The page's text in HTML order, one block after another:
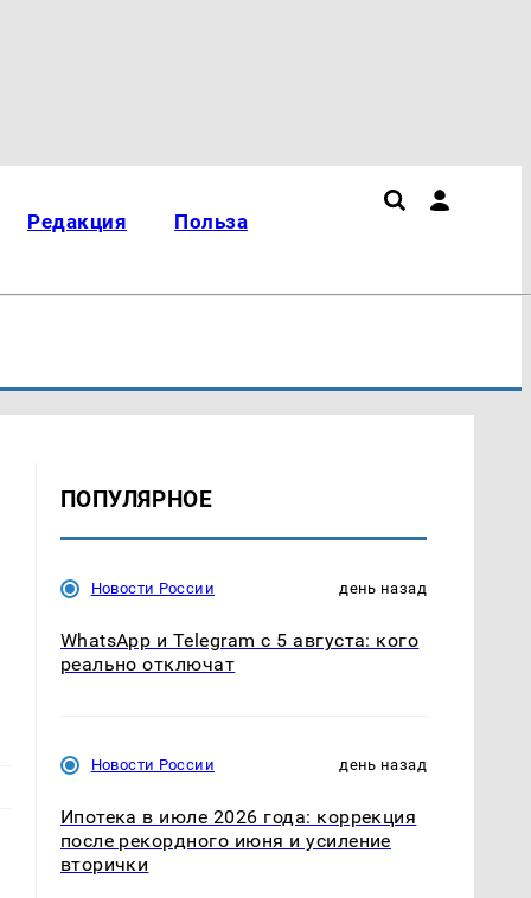
Редакция Польза
ПОПУЛЯРНОЕ
Новости России день назад
WhatsApp и Telegram с 5 августа: кого
реально отключат
Новости России день назад
Ипотека в июле 2026 года: коррекция
после рекордного июня и усиление
вторички